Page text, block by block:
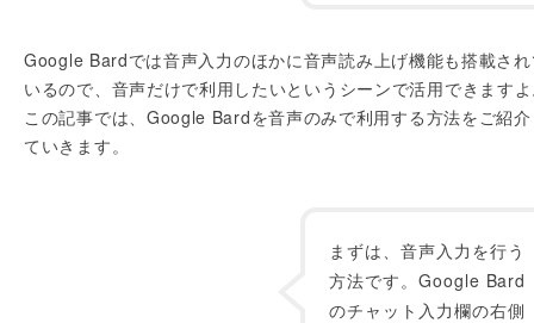
Google Bardでは音声入力のほかに音声読み上げ機能も搭載さ
いるので、音声だけで利用したいというシーンで活用できます
この記事では、Google Bardを音声のみで利用する方法をご紹
ていきます。
まずは、音声入力を行う
方法です。Google Bard
のチャット入力欄の右側